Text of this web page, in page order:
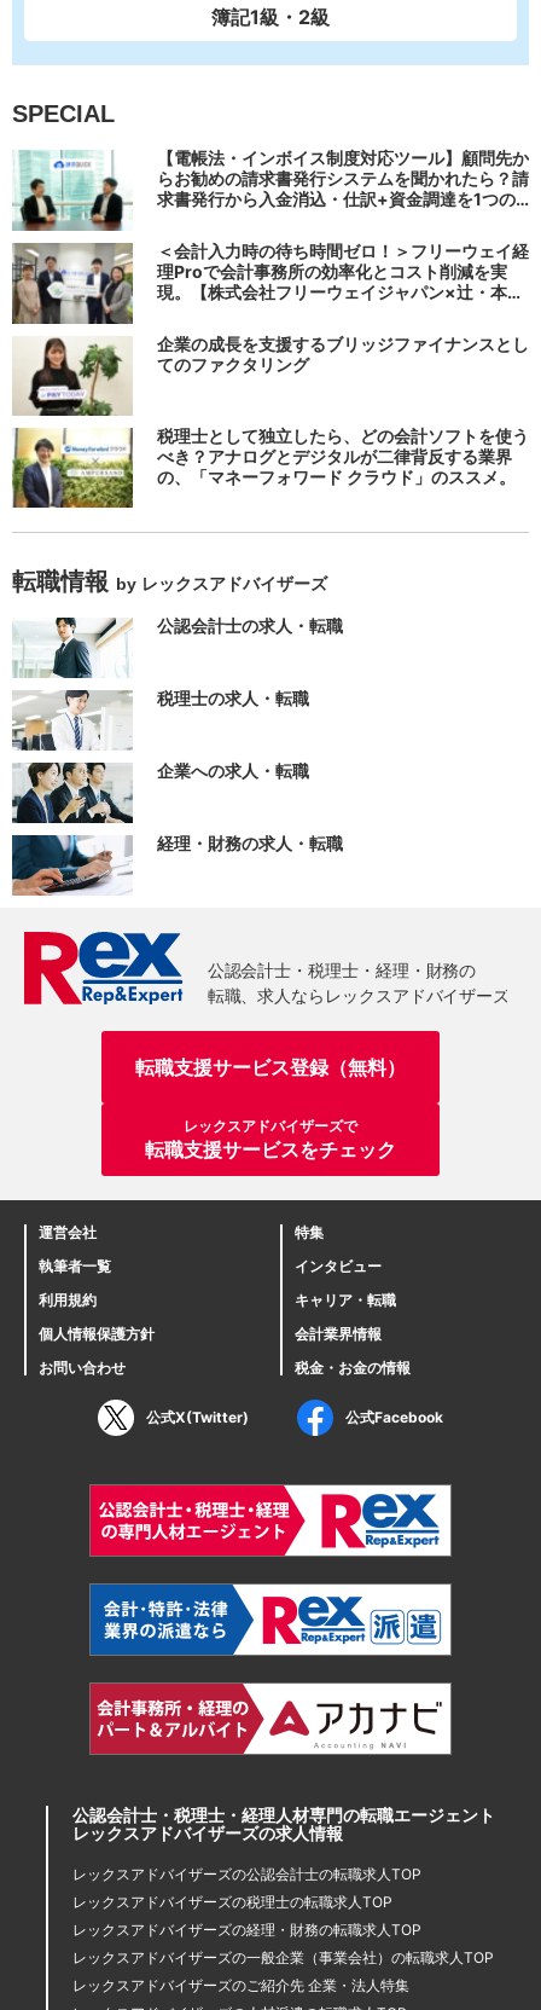
簿記1級・2級
SPECIAL
【電帳法・インボイス制度対応ツール】顧問先か
らお勧めの請求書発行システムを聞かれたら？請
求書発行から入金消込・仕訳+資金調達を1つの
＜会計入力時の待ち時間ゼロ！＞フリーウェイ経
理Proで会計事務所の効率化とコスト削減を実
現。【株式会社フリーウェイジャパン×辻・本郷
企業の成長を支援するブリッジファイナンスとし
てのファクタリング
税理士として独立したら、どの会計ソフトを使う
べき？アナログとデジタルが二律背反する業界
の、「マネーフォワード クラウド」のススメ。
転職情報 by レックスアドバイザーズ
公認会計士の求人・転職
税理士の求人・転職
企業への求人・転職
経理・財務の求人・転職
転職支援サービス登録（無料）
レックスアドバイザーズで
転職支援サービスをチェック
運営会社
執筆者一覧
利用規約
個人情報保護方針
お問い合わせ
特集
インタビュー
キャリア・転職
会計業界情報
税金・お金の情報
公式X(Twitter) 公式Facebook
公認会計士・税理士・経理人材専門の転職エージェント
レックスアドバイザーズの求人情報
レックスアドバイザーズの公認会計士の転職求人TOP
レックスアドバイザーズの税理士の転職求人TOP
レックスアドバイザーズの経理・財務の転職求人TOP
レックスアドバイザーズの一般企業（事業会社）の転職求人TOP
レックスアドバイザーズのご紹介先 企業・法人特集